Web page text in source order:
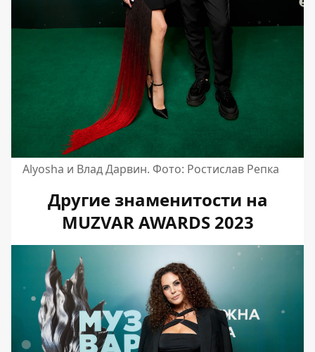
Alyosha и Влад Дарвин. Фото: Ростислав Репка
Другие знаменитости на
MUZVAR AWARDS 2023